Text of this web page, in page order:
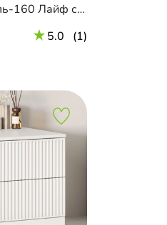
Кровать Шармель-160 Лайф с мягким изголовьем
5.0 (1)